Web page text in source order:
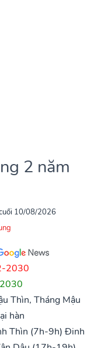
2 năm
10/08/2026
2030
Thìn, Tháng Mậu
hàn
Thìn (7h-9h) Đinh